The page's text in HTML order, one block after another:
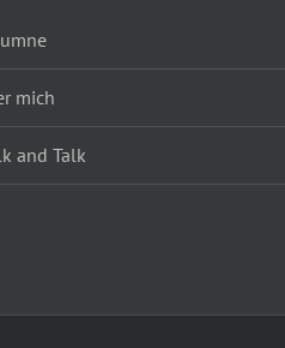
mich
and Talk